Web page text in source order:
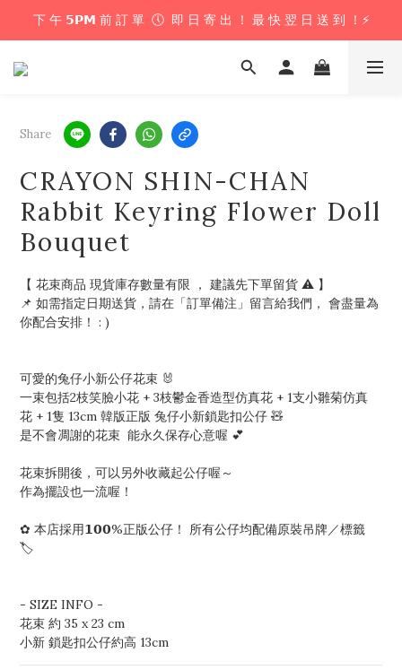
下 午 𝟱𝗣𝗠 前 訂 單  🕔  即 日 寄 出 ！ 最 快 翌 日 送 到 ！⚡️
下 午 𝟱𝗣𝗠 前 訂 單  🕔  即 日 寄 出 ！ 最 快 翌 日 送 到 ！⚡️
📦 購 物 滿 $𝟲𝟬𝟬 即 享 免 運 優 惠 ！ (公仔花束商品除外) 📦
下 午 𝟱𝗣𝗠 前 訂 單  🕔  即 日 寄 出 ！ 最 快 翌 日 送 到 ！⚡️
Share
CRAYON SHIN-CHAN
Rabbit Keyring Flower Doll
Bouquet
【 花束商品 現貨庫存數量有限 ， 建議先下單留貨 ⚠️ 】
📌 如需指定日期送貨，請在「訂單備注」留言給我們， 會盡量為
你配合安排！ : )
可愛的兔仔小新公仔花束 🐰
一束包括2枝笑臉小花 + 3枝鬱金香造型仿真花 + 1支小雛菊仿真
花 + 1隻 13cm 韓版正版 兔仔小新鎖匙扣公仔 🧸
是不會凋謝的花束  能永久保存心意喔 💕
花束拆開後，可以另外收藏起公仔喔～
作為擺設也一流喔！
✿ 本店採用𝟭𝟬𝟬%正版公仔！ 所有公仔均配備原裝吊牌／標籤
🏷️
- SIZE INFO -
花束 約 35 x 23 cm
小新 鎖匙扣公仔約高 13cm